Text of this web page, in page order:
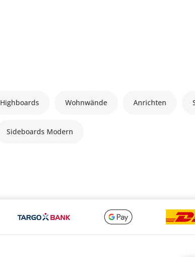
Highboards Wohnwände Anrichten
Sideboards Modern